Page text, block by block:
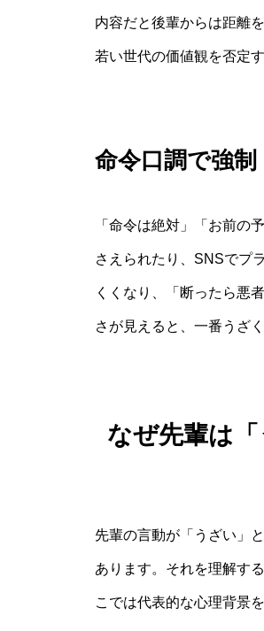
内容だと後輩からは距離
若い世代の価値観を否定
命令口調で強
「命令は絶対」「お前の
さえられたり、SNSでプ
くくなり、「断ったら悪
さが見えると、一番うざ
なぜ先輩は
先輩の言動が「うざい」
あります。それを理解す
こでは代表的な心理背景